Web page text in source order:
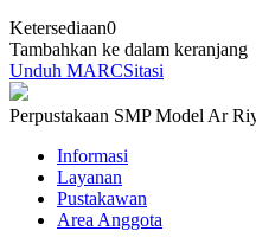
Ketersediaan0
Tambahkan ke dalam keranjang
Unduh MARCSitasi
Perpustakaan SMP Model Ar
Informasi
Layanan
Pustakawan
Area Anggota